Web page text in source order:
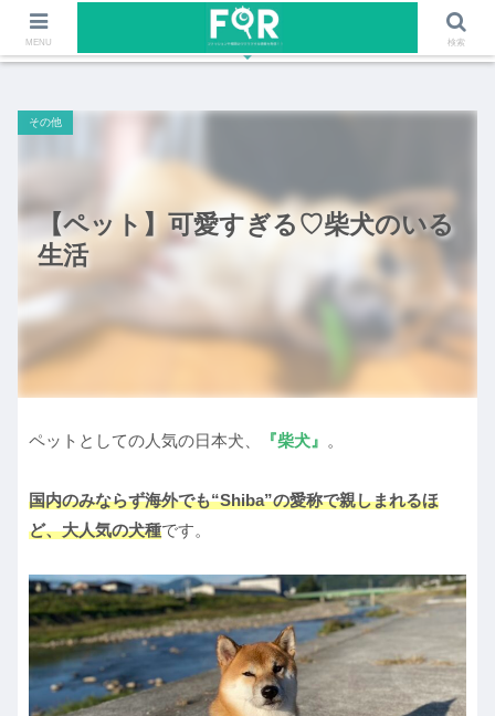
ファッションや福岡のワクワクする情報を発信！！
【ペット】可愛すぎる♡柴犬のいる
生活
その他
ペットとしての人気の日本犬、 『柴犬』 。
国内のみならず海外でも“Shiba”の愛称で親しまれるほ
ど、大人気の犬種です。
MENU 検索